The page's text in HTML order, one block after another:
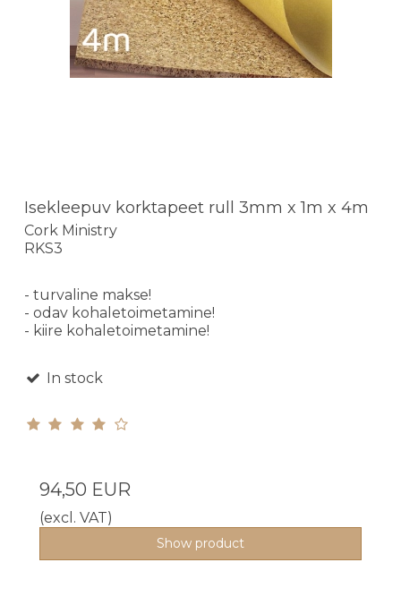
Isekleepuv korktapeet rull 3mm x 1m x 4m
Cork Ministry
RKS3
- turvaline makse!
- odav kohaletoimetamine!
- kiire kohaletoimetamine!
In stock
94,50 EUR
(excl. VAT)
Show product